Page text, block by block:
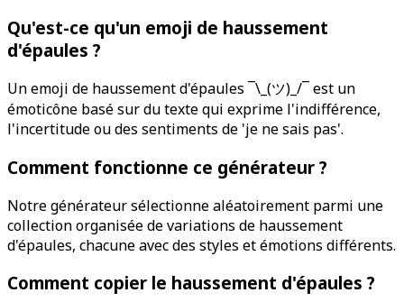
Qu'est-ce qu'un emoji de haussement
d'épaules ?
Un emoji de haussement d'épaules ¯\_(ツ)_/¯ est un
émoticône basé sur du texte qui exprime l'indifférence,
l'incertitude ou des sentiments de 'je ne sais pas'.
Comment fonctionne ce générateur ?
Notre générateur sélectionne aléatoirement parmi une
collection organisée de variations de haussement
d'épaules, chacune avec des styles et émotions différents.
Comment copier le haussement d'épaules ?